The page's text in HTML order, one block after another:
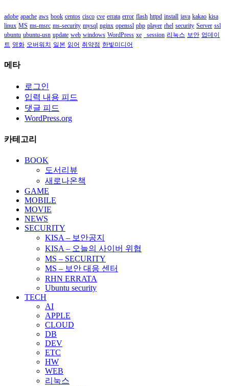
adobe apache aws book centos cisco cve errata error flash httpd install java kakao kisa
linux MS ms-msrc ms-security mysql nginx openssl php player rhel security Server ssl
ubuntu ubuntu-usn update web windows WordPress xe _session 리눅스 보안 업데이
트 영화 오버워치 일본 읽어 취약점 한빛미디어
메타
로그인
입력 내용 피드
댓글 피드
WordPress.org
카테고리
BOOK
도서리뷰
새로나온책
GAME
MOBILE
MOVIE
NEWS
SECURITY
KISA – 보안공지
KISA – 오늘의 사이버 위협
MS – SECURITY
MS – 보안 대응 센터
RHN ERRATA
Ubuntu security
TECH
AI
APPLE
CLOUD
DB
DEV
ETC
HW
WEB
리눅스